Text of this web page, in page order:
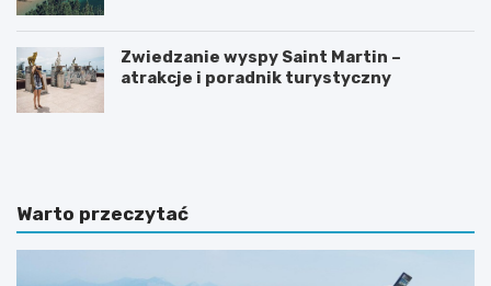
Zwiedzanie wyspy Saint Martin –
atrakcje i poradnik turystyczny
A
c
y
j
I
e
s
u
Warto przeczytać